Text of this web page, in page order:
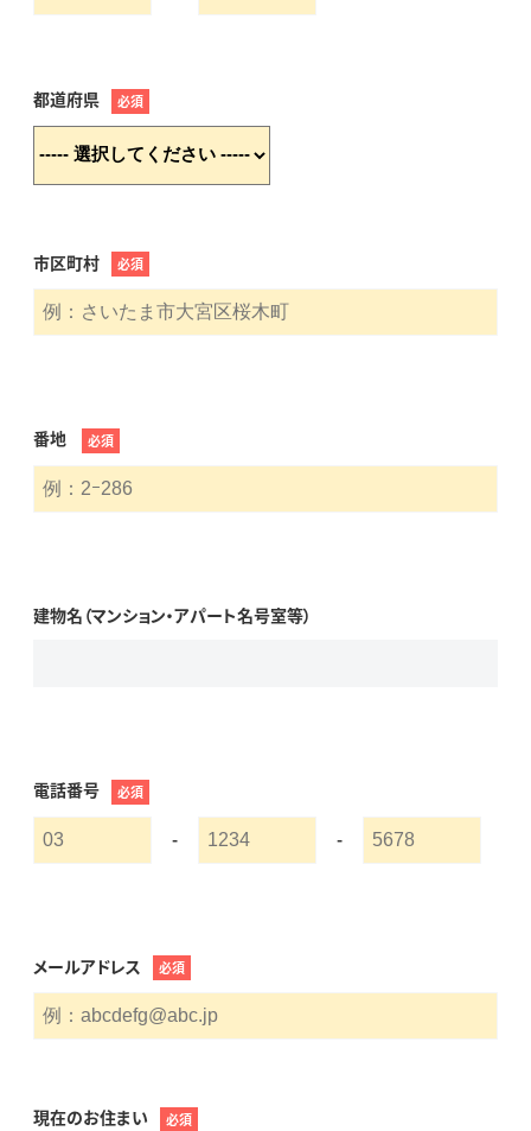
都道府県 必須
市区町村 必須
番地 必須
建物名（マンション・アパート名号室等）
電話番号 必須
- -
メールアドレス 必須
現在のお住まい 必須